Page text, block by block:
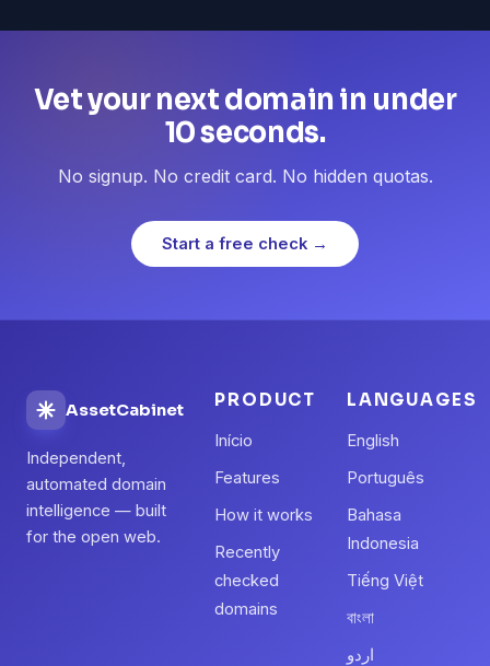
Vet your next domain in under
10 seconds.
No signup. No credit card. No hidden quotas.
Start a free check →
AssetCabinet
Independent,
automated domain
intelligence — built
for the open web.
PRODUCT
Início
Features
How it works
Recently
checked
domains
LANGUAGES
English
Português
Bahasa
Indonesia
Tiếng Việt
বাংলা
اردو